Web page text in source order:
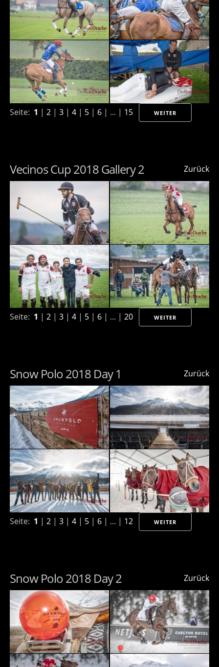
Seite: 1 | 2 | 3 | 4 | 5 | 6 | ... | 15 WEITER
Zurück
Vecinos Cup 2018 Gallery 2
Seite: 1 | 2 | 3 | 4 | 5 | 6 | ... | 20 WEITER
Zurück
Snow Polo 2018 Day 1
Seite: 1 | 2 | 3 | 4 | 5 | 6 | ... | 12 WEITER
Zurück
Snow Polo 2018 Day 2